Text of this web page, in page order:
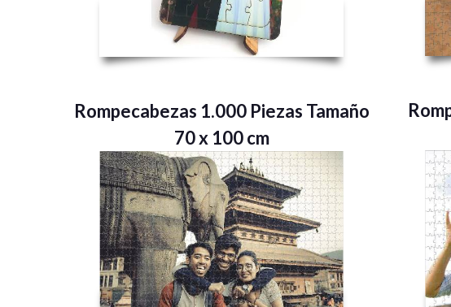
Rompecabezas 1.000 Piezas Tamaño
70 x 100 cm